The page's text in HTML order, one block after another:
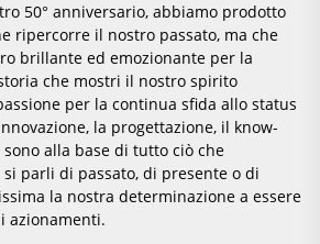
50° anniversario, abbiamo prodotto
ripercorre il nostro passato, ma che
brillante ed emozionante per la
che mostri il nostro spirito
per la continua sfida allo status
la progettazione, il know-
alla base di tutto ciò che
parli di passato, di presente o di
la nostra determinazione a essere
azionamenti.